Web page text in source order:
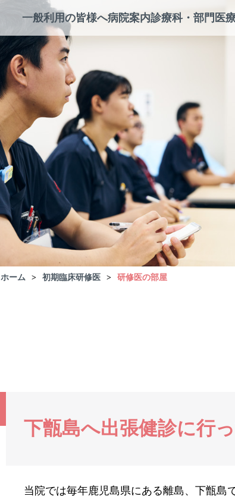
一般利用の皆様へ病院案内診療科・部門 医
ホーム 初期臨床研修医 研修医の部屋
下甑島へ出張健診に行
当院では毎年鹿児島県にある離島、下甑島